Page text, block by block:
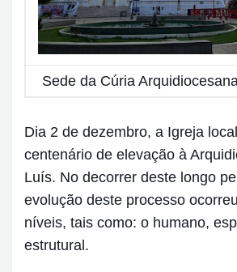
Sede da Cúria
Dia 2 de dezembro, a Igreja
centenário de elevação à
Luís. No decorrer deste longo
evolução deste processo
níveis, tais como: o humano,
estrutural.